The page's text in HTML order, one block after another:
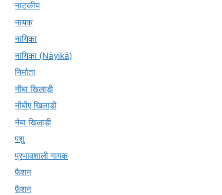
नाटकीय
नायक
नायिका
नायिका (Nāyikā)
निर्माता
नीबा खिलाड़ी
नीबीए खिलाड़ी
नेबा खिलाड़ी
पशु
प्रभावशाली गायक
फैशन
फ़ैशन